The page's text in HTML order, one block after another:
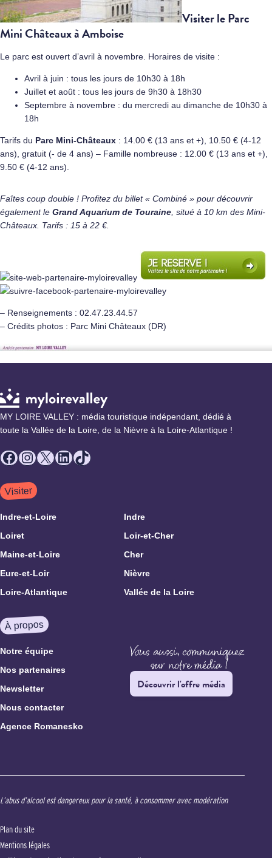
Visiter le Parc
Mini Châteaux à Amboise
Le parc est ouvert d’avril à novembre. Horaires de visite :
Avril à juin : tous les jours de 10h30 à 18h
Juillet et août : tous les jours de 9h30 à 18h30
Septembre à novembre : du mercredi au dimanche de 10h30 à
18h
Tarifs du Parc Mini-Châteaux : 14.00 € (13 ans et +), 10.50 € (4-12
ans), gratuit (- de 4 ans) – Famille nombreuse : 12.00 € (13 ans et +),
9.50 € (4-12 ans).
Faîtes coup double ! Profitez du billet « Combiné » pour découvrir
également le Grand Aquarium de Touraine , situé à 10 km des Mini-
Châteaux. Tarifs : 15 à 22 €.
– Renseignements : 02.47.23.44.57
– Crédits photos : Parc Mini Châteaux (DR)
MY LOIRE VALLEY : média touristique indépendant, dédié à
toute la Vallée de la Loire, de la Nièvre à la Loire-Atlantique !
Facebook
Instagram
X LinkedIn
TikTok
Visiter
Indre-et-Loire
Indre
Loiret
Loir-et-Cher
Maine-et-Loire
Cher
Eure-et-Loir
Nièvre
Loire-Atlantique
Vallée de la Loire
À propos
Notre équipe
Nos partenaires
Newsletter
Nous contacter
Agence Romanesko
Découvrir l'offre média
L’abus d’alcool est dangereux pour la santé, à consommer avec modération
Plan du site
Mentions légales